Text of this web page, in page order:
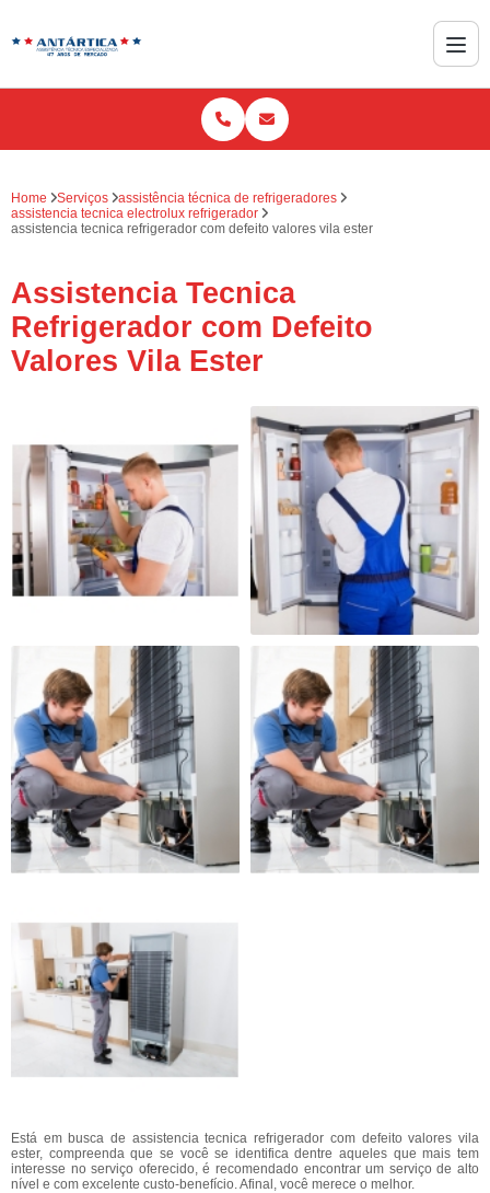
Home Serviços
assistência técnica de refrigeradores
assistencia tecnica electrolux refrigerador
assistencia tecnica refrigerador com defeito valores vila ester
Assistencia Tecnica
Refrigerador com Defeito
Valores Vila Ester
Está em busca de assistencia tecnica refrigerador com defeito valores vila
ester, compreenda que se você se identifica dentre aqueles que mais tem
interesse no serviço oferecido, é recomendado encontrar um serviço de alto
nível e com excelente custo-benefício. Afinal, você merece o melhor.